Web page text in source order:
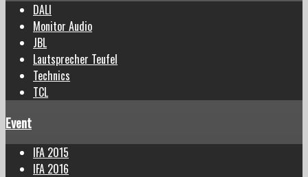
DALI
Monitor Audio
JBL
Lautsprecher Teufel
Technics
TCL
Event
IFA 2015
IFA 2016